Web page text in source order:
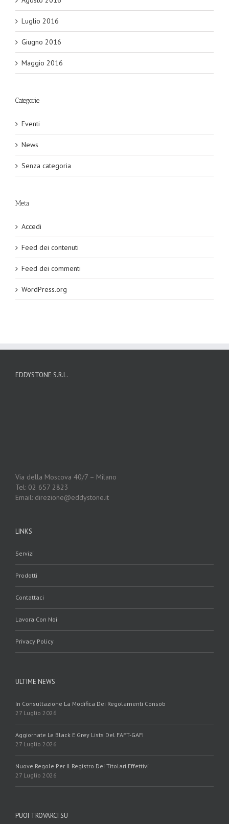
Luglio 2016
Giugno 2016
Maggio 2016
Categorie
Eventi
News
Senza categoria
Meta
Accedi
Feed dei contenuti
Feed dei commenti
WordPress.org
EDDYSTONE S.R.L.
Via della Moscova 40/7 – Milano
Tel: 02 657 2823
Email: direzione@eddystone.it
LINKS
Servizi
Prodotti
Contattaci
Lavora Con Noi
Privacy Policy
ULTIME NEWS
In Consultazione La Modifica Dei Regolamenti Consob
27 Luglio 2026
Aggiornate Le Black E Grey Lists Del FAFT-GAFI
27 Luglio 2026
Nuove Regole Per Il Registro Dei Titolari Effettivi
27 Luglio 2026
PUOI TROVARCI SU